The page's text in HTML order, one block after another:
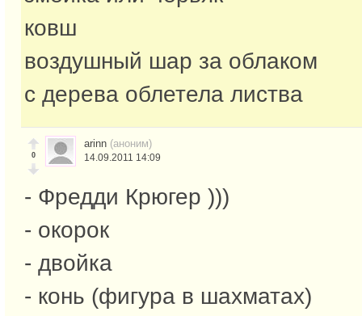
ковш
воздушный шар за облаком
с дерева облетела листва
0
arinn (аноним)
14.09.2011 14:09
- Фредди Крюгер )))
- окорок
- двойка
- конь (фигура в шахматах)